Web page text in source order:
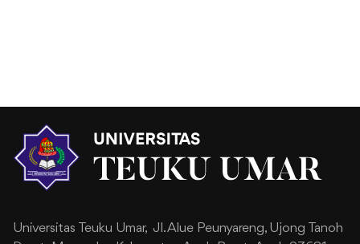
Universitas Teuku Umar, Jl. Alue Peunyareng, Ujong Tanoh